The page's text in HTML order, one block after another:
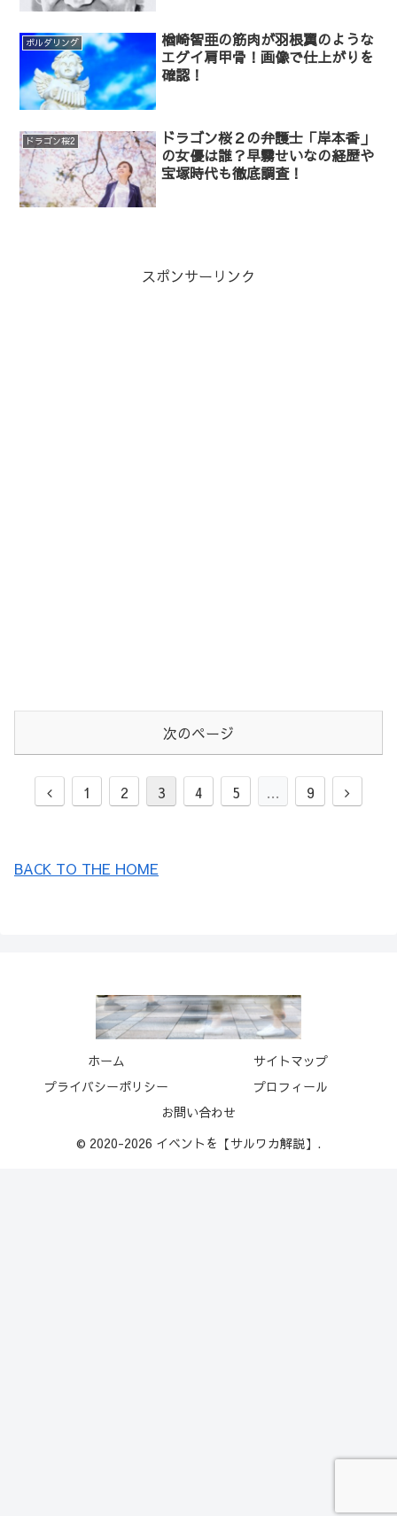
ボルダリング
楢崎智亜の筋肉が羽根翼のような
エグイ肩甲骨！画像で仕上がりを
確認！
ドラゴン桜2
ドラゴン桜２の弁護士「岸本香」
の女優は誰？早霧せいなの経歴や
宝塚時代も徹底調査！
スポンサーリンク
次のページ
前
1 2 3 4 5 … 9
次
BACK TO THE HOME
ホーム
サイトマップ
プライバシーポリシー
プロフィール
お問い合わせ
© 2020-2026 イベントを【サルワカ解説】.